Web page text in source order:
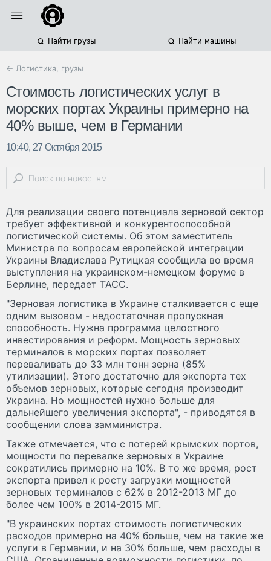
Найти грузы Найти машины
← Логистика, грузы
Стоимость логистических услуг в
морских портах Украины примерно на
40% выше, чем в Германии
10:40, 27 Октября 2015
Для реализации своего потенциала зерновой сектор
требует эффективной и конкурентоспособной
логистической системы. Об этом заместитель
Министра по вопросам европейской интеграции
Украины Владислава Рутицкая сообщила во время
выступления на украинском-немецком форуме в
Берлине, передает ТАСС.
"Зерновая логистика в Украине сталкивается с еще
одним вызовом - недостаточная пропускная
способность. Нужна программа целостного
инвестирования и реформ. Мощность зерновых
терминалов в морских портах позволяет
переваливать до 33 млн тонн зерна (85%
утилизации). Этого достаточно для экспорта тех
объемов зерновых, которые сегодня производит
Украина. Но мощностей нужно больше для
дальнейшего увеличения экспорта", - приводятся в
сообщении слова замминистра.
Также отмечается, что с потерей крымских портов,
мощности по перевалке зерновых в Украине
сократились примерно на 10%. В то же время, рост
экспорта привел к росту загрузки мощностей
зерновых терминалов с 62% в 2012-2013 МГ до
более чем 100% в 2014-2015 МГ.
"В украинских портах стоимость логистических
расходов примерно на 40% больше, чем на такие же
услуги в Германии, и на 30% больше, чем расходы в